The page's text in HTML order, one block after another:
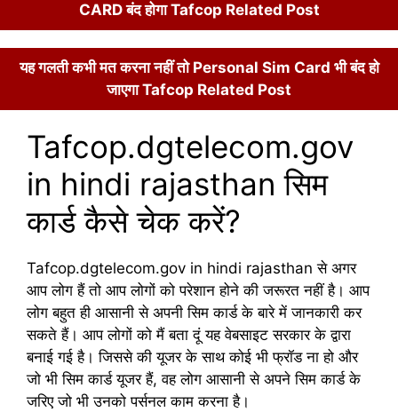
CARD बंद होगाTafcop Related Post
यह गलती कभी मत करना नहीं तो Personal Sim Card भी बंद हो
जाएगा Tafcop Related Post
Tafcop.dgtelecom.gov
in hindi rajasthan सिम
कार्ड कैसे चेक करें?
Tafcop.dgtelecom.gov in hindi rajasthan से अगर
आप लोग हैं तो आप लोगों को परेशान होने की जरूरत नहीं है। आप
लोग बहुत ही आसानी से अपनी सिम कार्ड के बारे में जानकारी कर
सकते हैं। आप लोगों को मैं बता दूं यह वेबसाइट सरकार के द्वारा
बनाई गई है। जिससे की यूजर के साथ कोई भी फ्रॉड ना हो और
जो भी सिम कार्ड यूजर हैं, वह लोग आसानी से अपने सिम कार्ड के
जरिए जो भी उनको पर्सनल काम करना है।